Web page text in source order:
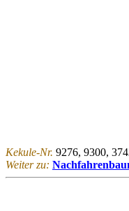
Kekule-Nr. 9276, 9300,
Weiter zu: